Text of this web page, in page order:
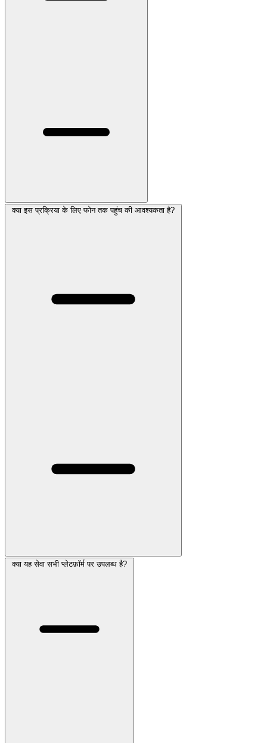
क्या इस प्रक्रिया के लिए फोन तक पहुंच की आवश्यकता है?
क्या यह सेवा सभी प्लेटफ़ॉर्म पर उपलब्ध है?